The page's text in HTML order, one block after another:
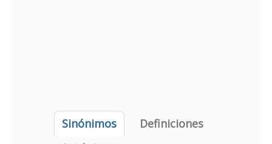
Sinónimos
Definiciones